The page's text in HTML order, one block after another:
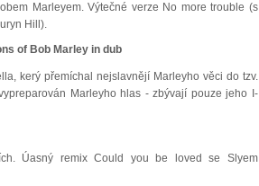
Marleyem. Výtečné verze No more trouble (s
Hill).
of Bob Marley in dub
kerý přemíchal nejslavnějí Marleyho věci do tzv.
Marleyho hlas - zbývají pouze jeho I-
Úasný remix Could you be loved se Slyem